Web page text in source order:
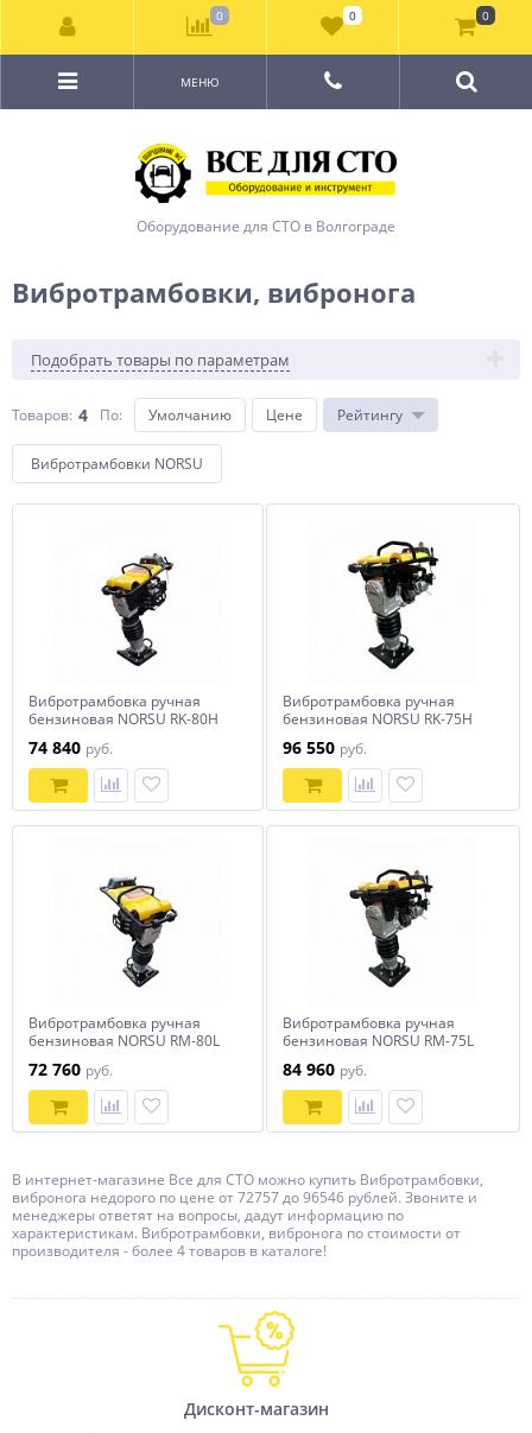
Оборудование для СТО в Волгограде
МЕНЮ
Вибротрамбовки, вибронога
Подобрать товары по параметрам
Товаров: 4 По: Умолчанию Цене Рейтингу
Вибротрамбовки NORSU
Вибротрамбовка ручная
бензиновая NORSU RK-80H
74 840 руб.
Вибротрамбовка ручная
бензиновая NORSU RK-75H
96 550 руб.
Вибротрамбовка ручная
бензиновая NORSU RM-80L
72 760 руб.
Вибротрамбовка ручная
бензиновая NORSU RM-75L
84 960 руб.
В интернет-магазине Все для СТО можно купить Вибротрамбовки,
вибронога недорого по цене от 72757 до 96546 рублей. Звоните и
менеджеры ответят на вопросы, дадут информацию по
характеристикам. Вибротрамбовки, вибронога по стоимости от
производителя - более 4 товаров в каталоге!
Дисконт-магазин
0 0 0